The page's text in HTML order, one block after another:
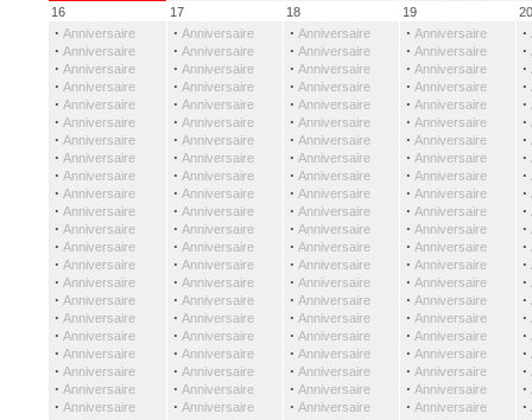
16
· Anniversaire
· Anniversaire
· Anniversaire
· Anniversaire
· Anniversaire
· Anniversaire
· Anniversaire
· Anniversaire
· Anniversaire
· Anniversaire
· Anniversaire
· Anniversaire
· Anniversaire
· Anniversaire
· Anniversaire
· Anniversaire
· Anniversaire
· Anniversaire
· Anniversaire
· Anniversaire
· Anniversaire
· Anniversaire
17
· Anniversaire
· Anniversaire
· Anniversaire
· Anniversaire
· Anniversaire
· Anniversaire
· Anniversaire
· Anniversaire
· Anniversaire
· Anniversaire
· Anniversaire
· Anniversaire
· Anniversaire
· Anniversaire
· Anniversaire
· Anniversaire
· Anniversaire
· Anniversaire
· Anniversaire
· Anniversaire
· Anniversaire
· Anniversaire
18
· Anniversaire
· Anniversaire
· Anniversaire
· Anniversaire
· Anniversaire
· Anniversaire
· Anniversaire
· Anniversaire
· Anniversaire
· Anniversaire
· Anniversaire
· Anniversaire
· Anniversaire
· Anniversaire
· Anniversaire
· Anniversaire
· Anniversaire
· Anniversaire
· Anniversaire
· Anniversaire
· Anniversaire
· Anniversaire
19
· Anniversaire
· Anniversaire
· Anniversaire
· Anniversaire
· Anniversaire
· Anniversaire
· Anniversaire
· Anniversaire
· Anniversaire
· Anniversaire
· Anniversaire
· Anniversaire
· Anniversaire
· Anniversaire
· Anniversaire
· Anniversaire
· Anniversaire
· Anniversaire
· Anniversaire
· Anniversaire
· Anniversaire
· Anniversaire
20
·
·
·
·
·
·
·
·
·
·
·
·
·
·
·
·
·
·
·
·
·
·